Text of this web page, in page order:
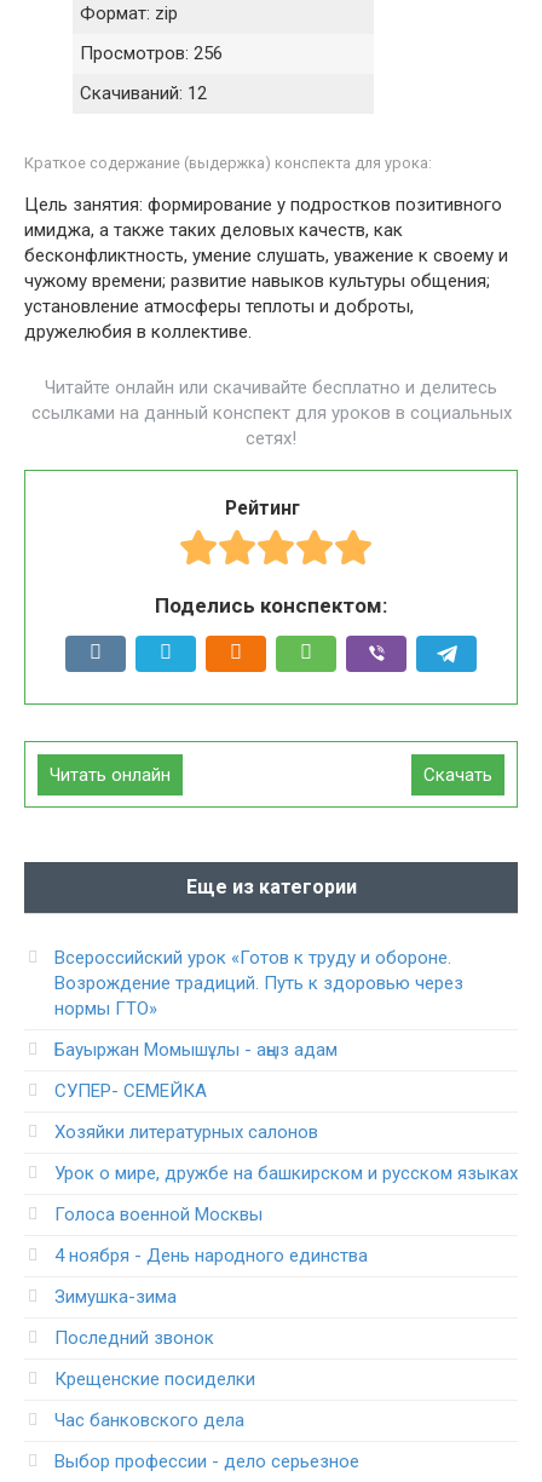
Формат: zip
Просмотров: 256
Скачиваний: 12
Краткое содержание (выдержка) конспекта для урока:
Цель занятия: формирование у подростков позитивного
имиджа, а также таких деловых качеств, как
бесконфликтность, умение слушать, уважение к своему и
чужому времени; развитие навыков культуры общения;
установление атмосферы теплоты и доброты,
дружелюбия в коллективе.
Читайте онлайн или скачивайте бесплатно и делитесь
ссылками на данный конспект для уроков в социальных
сетях!
Рейтинг
Поделись конспектом:
Скачать
Читать онлайн
Еще из категории
Всероссийский урок «Готов к труду и обороне.
Возрождение традиций. Путь к здоровью через
нормы ГТО»
Бауыржан Момышұлы - аңыз адам
СУПЕР- СЕМЕЙКА
Хозяйки литературных салонов
Урок о мире, дружбе на башкирском и русском языках
Голоса военной Москвы
4 ноября - День народного единства
Зимушка-зима
Последний звонок
Крещенские посиделки
Час банковского дела
Выбор профессии - дело серьезное